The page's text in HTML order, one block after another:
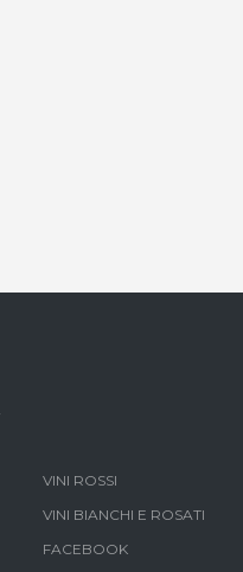
VINI ROSSI
VINI BIANCHI E ROSATI
FACEBOOK